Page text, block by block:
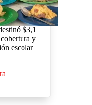
$3,1
y
escolar